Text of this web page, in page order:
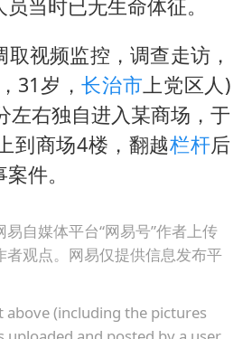
员当时已无生命体征。
视频监控，调查走访，
31岁，长治市上党区人)
左右独自进入某商场，于
到商场4楼，翻越栏杆后
件。
自媒体平台“网易号”作者上传
者观点。网易仅提供信息发布平
above (including the pictures